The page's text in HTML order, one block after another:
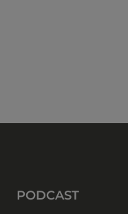
PODCAST